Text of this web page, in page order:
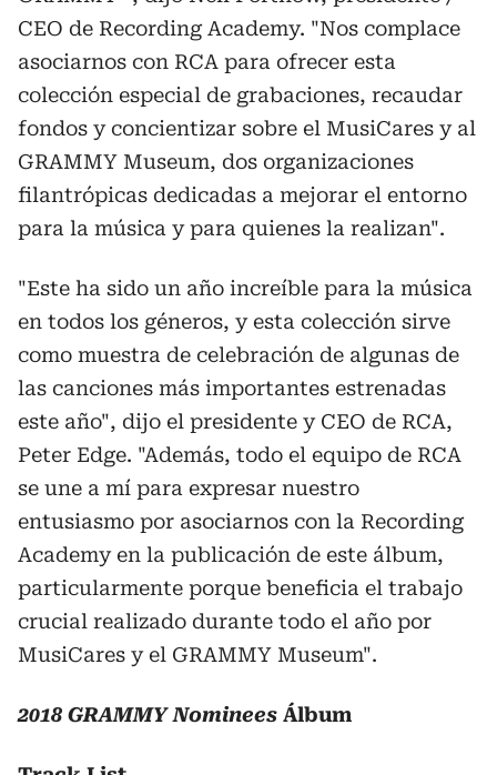
CEO de Recording Academy. "Nos complace
asociarnos con RCA para ofrecer esta
colección especial de grabaciones, recaudar
fondos y concientizar sobre el MusiCares y al
GRAMMY Museum, dos organizaciones
filantrópicas dedicadas a mejorar el entorno
para la música y para quienes la realizan".
"Este ha sido un año increíble para la música
en todos los géneros, y esta colección sirve
como muestra de celebración de algunas de
las canciones más importantes estrenadas
este año", dijo el presidente y CEO de RCA,
Peter Edge. "Además, todo el equipo de RCA
se une a mí para expresar nuestro
entusiasmo por asociarnos con la Recording
Academy en la publicación de este álbum,
particularmente porque beneficia el trabajo
crucial realizado durante todo el año por
MusiCares y el GRAMMY Museum".
2018 GRAMMY Nominees Álbum